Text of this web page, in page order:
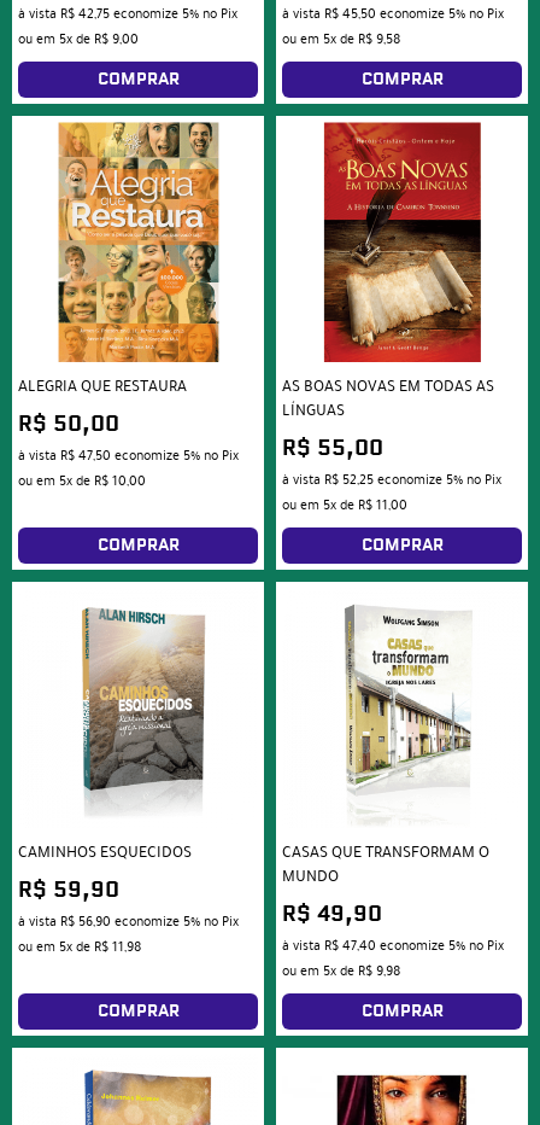
à vista R$ 42,75economize 5% no Pix
ou em 5xde R$ 9,00
COMPRAR
à vista R$ 45,50 economize 5% no Pix
ou em 5xde R$ 9,58
COMPRAR
ALEGRIA QUE RESTAURA
R$ 50,00
à vista R$ 47,50 economize 5% no Pix
ou em 5xde R$ 10,00
COMPRAR
AS BOAS NOVAS EM TODAS AS
LÍNGUAS
R$ 55,00
à vista R$ 52,25economize 5% no Pix
ou em 5xde R$ 11,00
COMPRAR
CAMINHOS ESQUECIDOS
R$ 59,90
à vista R$ 56,90 economize 5% no Pix
ou em 5xde R$ 11,98
COMPRAR
CASAS QUE TRANSFORMAM O
MUNDO
R$ 49,90
à vista R$ 47,40 economize 5% no Pix
ou em 5xde R$ 9,98
COMPRAR